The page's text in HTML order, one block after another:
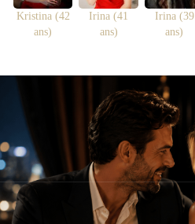
Kristina (42
ans)
Irina (41
ans)
Irina (39
ans)